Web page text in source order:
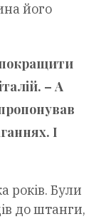
його
покращити
– А
І
років. Були
до штанги,